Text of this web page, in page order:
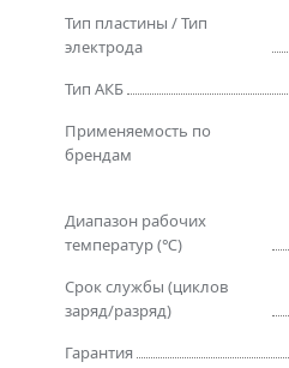
Тип пластины / Тип
электрода
Тип АКБ
Применяемость по
брендам
Диапазон рабочих
температур (℃)
Срок службы (циклов
заряд/разряд)
Гарантия